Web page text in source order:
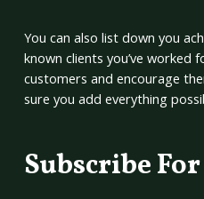
You can also list down you
known clients you’ve
customers and encourage
sure you add everything
Subscribe